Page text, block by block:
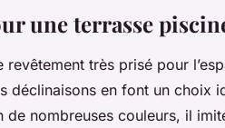
une terrasse
revêtement très prisé pour
déclinaisons en font un choix
de nombreuses couleurs, il